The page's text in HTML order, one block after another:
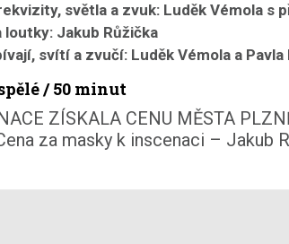
světla a zvuk: Luděk Vémola s
loutky: Jakub Růžička
svítí a zvučí: Luděk Vémola a
/ 50 minut
ZÍSKALA CENU MĚSTA
za masky k inscenaci – Jakub